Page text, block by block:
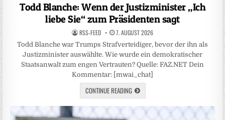
Todd Blanche: Wenn der Justizminister „Ich
liebe Sie“ zum Präsidenten sagt
RSS-FEED 7. AUGUST 2026
Todd Blanche war Trumps Strafverteidiger, bevor der ihn als
Justizminister auswählte. Wie wurde ein demokratischer
Staatsanwalt zum engen Vertrauten? Quelle: FAZ.NET Dein
Kommentar: [mwai_chat]
CONTINUE READING